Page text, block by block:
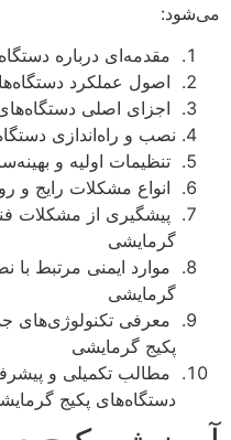
می‌شود:
مقدمه‌ای درباره
اصول عملکرد
اجزای اصلی
نصب و راه‌اندازی
تنظیمات اولیه و
انواع مشکلات رایج و
پیشگیری از مشکلات
گرمایشی
موارد ایمنی مرتبط با
گرمایشی
معرفی تکنولوژی‌های
پکیج گرمایشی
مطالب تکمیلی و
دستگاه‌های پکیج